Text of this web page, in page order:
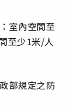
室內空間至
至少1米/人
部規定之防